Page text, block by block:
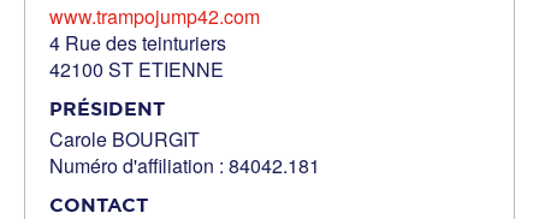
www.trampojump42.com
4 Rue des teinturiers
42100 ST ETIENNE
PRÉSIDENT
Carole BOURGIT
Numéro d'affiliation : 84042.181
CONTACT